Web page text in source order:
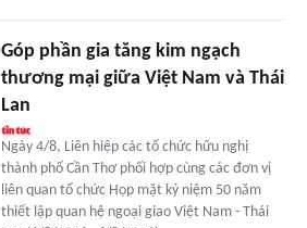
Góp phần gia tăng kim ngạch
thương mại giữa Việt Nam và Thái
Lan
Ngày 4/8, Liên hiệp các tổ chức hữu nghị
thành phố Cần Thơ phối hợp cùng các đơn vị
liên quan tổ chức Họp mặt kỷ niệm 50 năm
thiết lập quan hệ ngoại giao Việt Nam - Thái